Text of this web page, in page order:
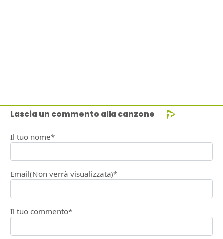
Lascia un commento alla canzone
Il tuo nome*
Email(Non verrà visualizzata)*
Il tuo commento*